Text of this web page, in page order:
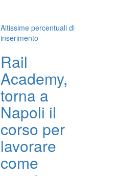
Altissime percentuali di
inserimento
Rail
Academy,
torna a
Napoli il
corso per
lavorare
come